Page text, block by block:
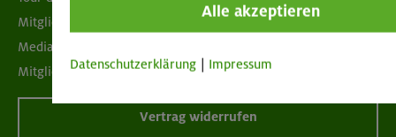
Mitgliedermagazin alpinwelt
Mediadaten
Mitgliedschaft kündigen
Vertrag widerrufen
Alle akzeptieren
Datenschutzerklärung Impressum